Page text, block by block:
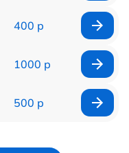
400 р
1000 р
500 р